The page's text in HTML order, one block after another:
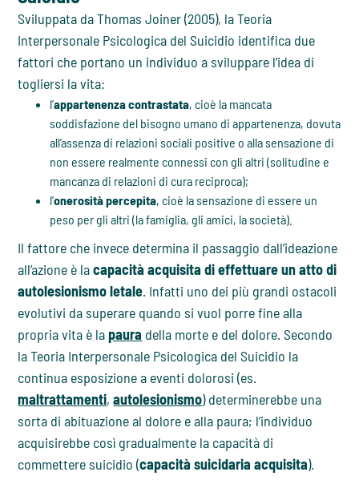
Sviluppata da Thomas Joiner (2005), la Teoria
Interpersonale Psicologica del Suicidio identifica due
fattori che portano un individuo a sviluppare l’idea di
togliersi la vita:
l’appartenenza contrastata, cioè la mancata
soddisfazione del bisogno umano di appartenenza, dovuta
all’assenza di relazioni sociali positive o alla sensazione di
non essere realmente connessi con gli altri (solitudine e
mancanza di relazioni di cura reciproca);
l’onerosità percepita, cioè la sensazione di essere un
peso per gli altri (la famiglia, gli amici, la società).
Il fattore che invece determina il passaggio dall’ideazione
all’azione è lacapacità acquisita di effettuare un atto di
autolesionismo letale. Infatti uno dei più grandi ostacoli
evolutivi da superare quando si vuol porre fine alla
propria vita è lapaura della morte e del dolore. Secondo
la Teoria Interpersonale Psicologica del Suicidio la
continua esposizione a eventi dolorosi (es.
maltrattamenti,autolesionismo) determinerebbe una
sorta di abituazione al dolore e alla paura; l’individuo
acquisirebbe così gradualmente la capacità di
commettere suicidio (capacità suicidaria acquisita).